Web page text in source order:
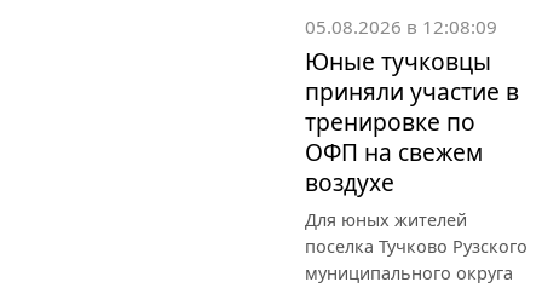
05.08.2026 в 12:08:09
Юные тучковцы
приняли участие в
тренировке по
ОФП на свежем
воздухе
Для юных жителей
поселка Тучково Рузского
муниципального округа